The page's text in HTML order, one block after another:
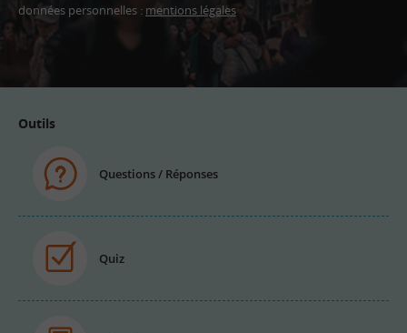
données personnelles : mentions légales
Adresse
Outils
Questions / Réponses
Quiz